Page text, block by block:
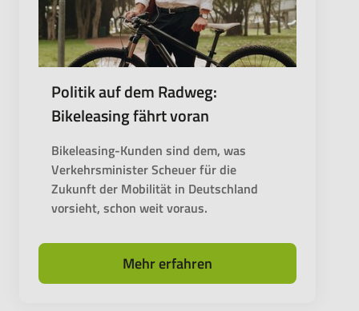
Politik auf dem Radweg:
Bikeleasing fährt voran
Bikeleasing-Kunden sind dem, was
Verkehrsminister Scheuer für die
Zukunft der Mobilität in Deutschland
vorsieht, schon weit voraus.
Mehr erfahren